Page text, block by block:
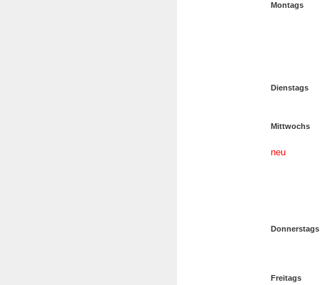
Montags
Dienstags
Mittwochs
neu
Donnerstags
Freitags